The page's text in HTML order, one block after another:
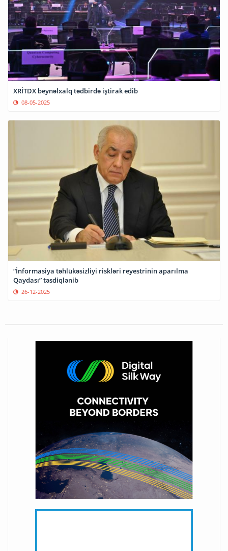
XRİTDX beynəlxalq tədbirdə iştirak edib
08-05-2025
“İnformasiya təhlükəsizliyi riskləri reyestrinin aparılma
Qaydası” təsdiqlənib
26-12-2025